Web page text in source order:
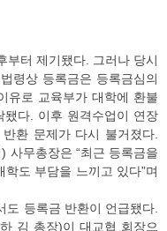
부터 제기됐다. 그러나 당시
령상 등록금은 등록금심의
유로 교육부가 대학에 환불
다. 이후 원격수업이 연장
환 문제가 다시 불거졌다.
사무총장은 “최근 등록금을
도 부담을 느끼고 있다”며
등록금 반환이 언급됐다.
김 총장)이 대교협 회장으